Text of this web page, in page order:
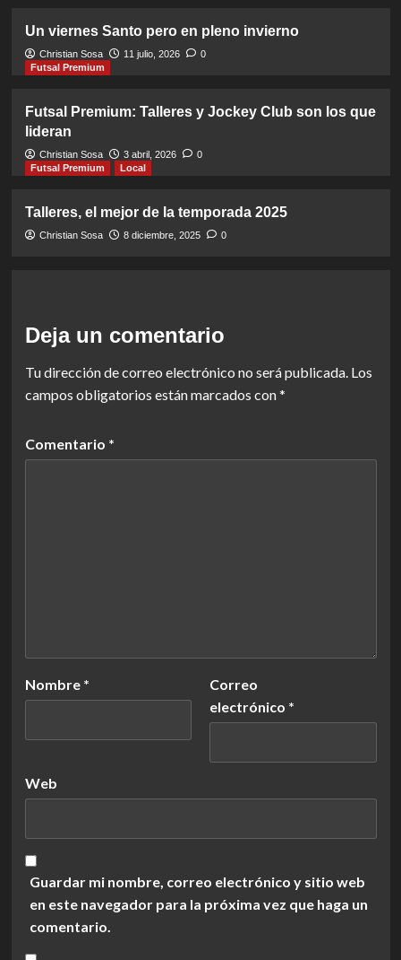
Un viernes Santo pero en pleno invierno
Christian Sosa 11 julio, 2026
0
Futsal Premium
Futsal Premium: Talleres y Jockey Club son los que
lideran
Christian Sosa 3 abril, 2026
0
Futsal Premium
Local
Talleres, el mejor de la temporada 2025
Christian Sosa 8 diciembre, 2025 0
Deja un comentario
Tu dirección de correo electrónico no será publicada. Los
campos obligatorios están marcados con*
Comentario *
Nombre *
Correo
electrónico *
Web
Guardar mi nombre, correo electrónico y sitio web
en este navegador para la próxima vez que haga un
comentario.